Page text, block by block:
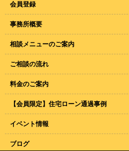
会員登録
事務所概要
相談メニューのご案内
ご相談の流れ
料金のご案内
【会員限定】住宅ローン通過事例
イベント情報
ブログ